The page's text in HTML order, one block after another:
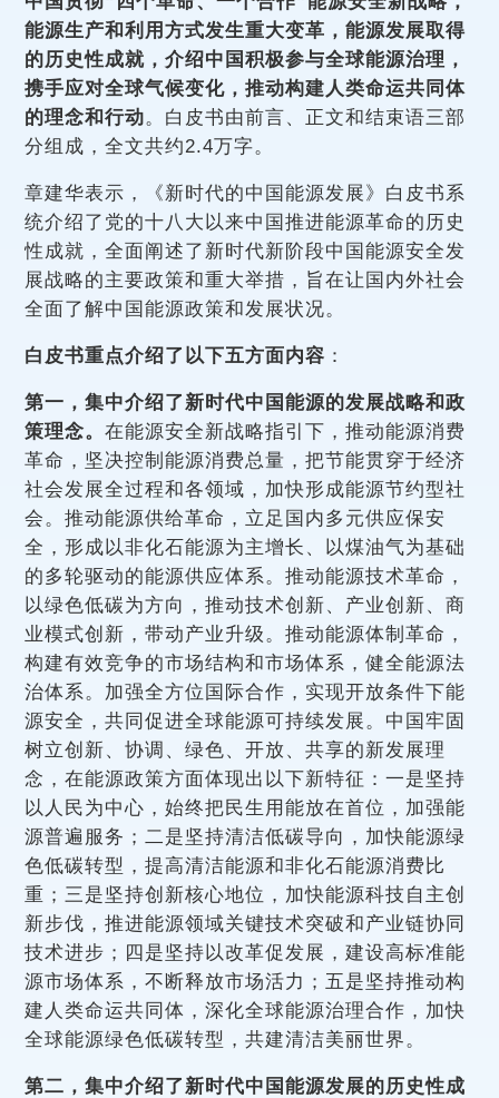
能源生产和利用方式发生重大变革，能源发展取得
的历史性成就，介绍中国积极参与全球能源治理，
携手应对全球气候变化，推动构建人类命运共同体
的理念和行动。白皮书由前言、正文和结束语三部
分组成，全文共约2.4万字。
章建华表示，《新时代的中国能源发展》白皮书系
统介绍了党的十八大以来中国推进能源革命的历史
性成就，全面阐述了新时代新阶段中国能源安全发
展战略的主要政策和重大举措，旨在让国内外社会
全面了解中国能源政策和发展状况。
白皮书重点介绍了以下五方面内容 ：
第一，集中介绍了新时代中国能源的发展战略和政
策理念。 在能源安全新战略指引下，推动能源消费
革命，坚决控制能源消费总量，把节能贯穿于经济
社会发展全过程和各领域，加快形成能源节约型社
会。推动能源供给革命，立足国内多元供应保安
全，形成以非化石能源为主增长、以煤油气为基础
的多轮驱动的能源供应体系。推动能源技术革命，
以绿色低碳为方向，推动技术创新、产业创新、商
业模式创新，带动产业升级。推动能源体制革命，
构建有效竞争的市场结构和市场体系，健全能源法
治体系。加强全方位国际合作，实现开放条件下能
源安全，共同促进全球能源可持续发展。中国牢固
树立创新、协调、绿色、开放、共享的新发展理
念，在能源政策方面体现出以下新特征：一是坚持
以人民为中心，始终把民生用能放在首位，加强能
源普遍服务；二是坚持清洁低碳导向，加快能源绿
色低碳转型，提高清洁能源和非化石能源消费比
重；三是坚持创新核心地位，加快能源科技自主创
新步伐，推进能源领域关键技术突破和产业链协同
技术进步；四是坚持以改革促发展，建设高标准能
源市场体系，不断释放市场活力；五是坚持推动构
建人类命运共同体，深化全球能源治理合作，加快
全球能源绿色低碳转型，共建清洁美丽世界。
第二，集中介绍了新时代中国能源发展的历史性成